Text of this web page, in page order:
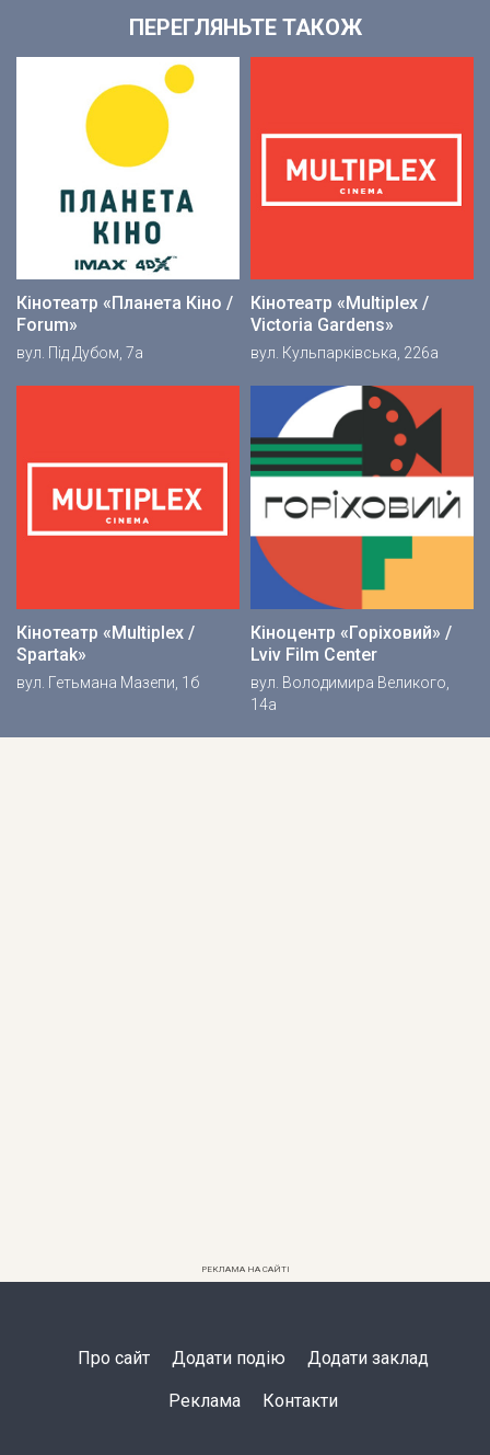
ПЕРЕГЛЯНЬТЕ ТАКОЖ
Кінотеатр «Планета Кіно /
Forum»
вул. Під Дубом, 7а
Кінотеатр «Multiplex /
Victoria Gardens»
вул. Кульпарківська, 226а
Кінотеатр «Multiplex /
Spartak»
вул. Гетьмана Мазепи, 1б
Кіноцентр «Горіховий» /
Lviv Film Center
вул. Володимира Великого,
14а
РЕКЛАМА НА САЙТІ
Про сайт Додати подію Додати заклад
Реклама Контакти